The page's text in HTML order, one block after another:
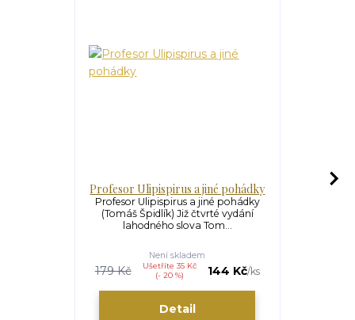
Profesor Ulipispirus a jiné pohádky
Profesor Ulipispirus a jiné pohádky
(Tomáš Špidlík) Již čtvrté vydání
lahodného slova Tom...
179 Kč
Ušetříte 35 Kč
(- 20 %)
144 Kč/ks
Není skladem
Detail